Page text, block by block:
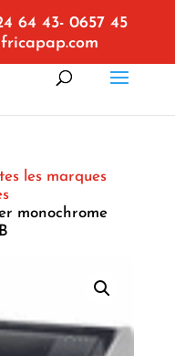
64 43- 0657 45
les marques
monochrome